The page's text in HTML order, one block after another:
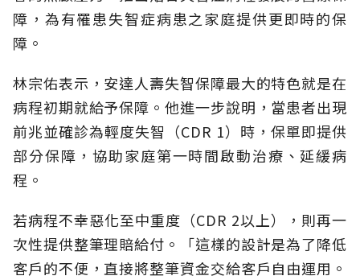
障，為有罹患失智症病患之家庭提供更即時的保
障。
林宗佑表示，安達人壽失智保障最大的特色就是在
病程初期就給予保障。他進一步說明，當患者出現
前兆並確診為輕度失智（CDR 1）時，保單即提供
部分保障，協助家庭第一時間啟動治療、延緩病
程。
若病程不幸惡化至中重度（CDR 2以上），則再一
次性提供整筆理賠給付。「這樣的設計是為了降低
客戶的不便，直接將整筆資金交給客戶自由運用。